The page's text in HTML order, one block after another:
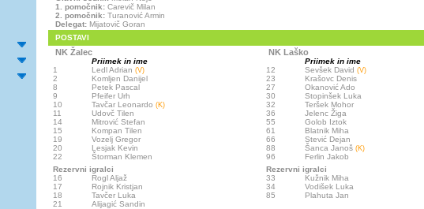
1. pomočnik: Carevič Milan
2. pomočnik: Turanović Armin
Delegat: Mijatovič Goran
POSTAVI
NK Žalec
Priimek in ime
1
Ledl Adrian (V)
2
Komljen Danijel
8
Petek Pascal
9
Pfeifer Urh
10
Tavčar Leonardo (K)
11
Udovč Tilen
14
Mitrović Stefan
15
Kompan Tilen
19
Vozelj Gregor
20
Lesjak Kevin
22
Štorman Klemen
NK Laško
Priimek in ime
12
Sevšek David (V)
23
Krašovc Denis
27
Okanović Ado
30
Stopinšek Luka
32
Teršek Mohor
36
Jelenc Žiga
55
Golob Iztok
61
Blatnik Miha
66
Stević Dejan
88
Šanca Janoš (K)
96
Ferlin Jakob
Rezervni igralci
16
Rogl Aljaž
17
Rojnik Kristjan
18
Tavčer Luka
21
Alijagić Sandin
Rezervni igralci
33
Kužnik Miha
34
Vodišek Luka
85
Plahuta Jan